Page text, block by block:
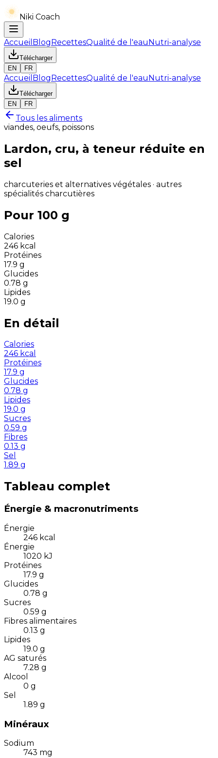
Niki Coach
Accueil BlogRecettesQualité de l'eauNutri-analyse
Télécharger
EN
FR
Accueil BlogRecettesQualité de l'eauNutri-analyse
Télécharger
EN
FR
Tous les aliments
viandes, oeufs, poissons
Lardon, cru, à teneur réduite en
sel
charcuteries et alternatives végétales · autres
spécialités charcutières
Pour 100 g
Calories
246 kcal
Protéines
17.9 g
Glucides
0.78 g
Lipides
19.0 g
En détail
Calories
246 kcal
Protéines
17.9 g
Glucides
0.78 g
Lipides
19.0 g
Sucres
0.59 g
Fibres
0.13 g
Sel
1.89 g
Tableau complet
Énergie & macronutriments
Énergie
246 kcal
Énergie
1020 kJ
Protéines
17.9 g
Glucides
0.78 g
Sucres
0.59 g
Fibres alimentaires
0.13 g
Lipides
19.0 g
AG saturés
7.28 g
Alcool
0 g
Sel
1.89 g
Minéraux
Sodium
743 mg